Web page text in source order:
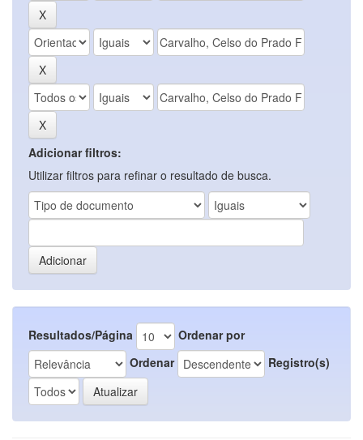
Adicionar filtros:
Utilizar filtros para refinar o resultado de busca.
Resultados/Página
Ordenar por
Ordenar
Registro(s)